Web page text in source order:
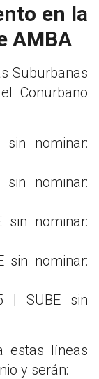
en la
AMBA
Suburbanas
Conurbano
nominar:
nominar:
sin nominar:
sin nominar:
| SUBE sin
estas líneas
y serán: